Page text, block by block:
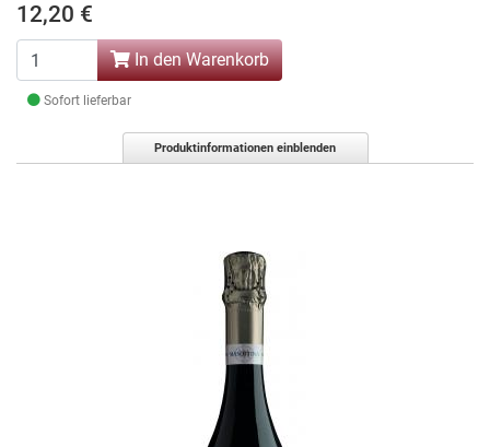
12,20 €
In den Warenkorb
Sofort lieferbar
Produktinformationen einblenden